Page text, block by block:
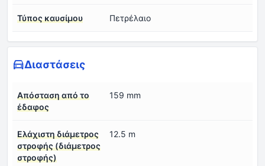
Τύπος καυσίμου Πετρέλαιο
Διαστάσεις
Απόσταση από το
έδαφος
159 mm
Ελάχιστη διάμετρος
στροφής (διάμετρος
στροφής)
12.5 m